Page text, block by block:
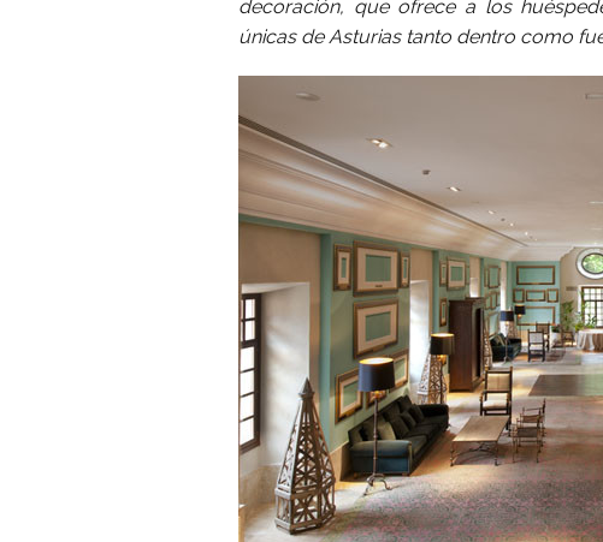
decoración, que ofrece a los
únicas de Asturias tanto dentro como